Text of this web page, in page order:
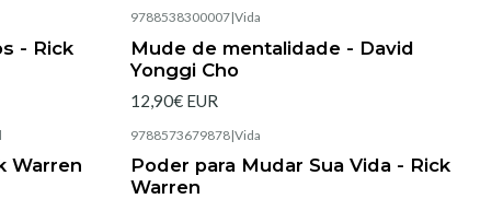
- Rick
9788538300007|Vida
Mude de mentalidade - David
Yonggi Cho
12,90€ EUR
Warren
9788573679878|Vida
Poder para Mudar Sua Vida - Rick
Warren